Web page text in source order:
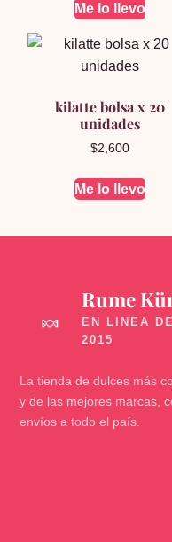
Me lo llevo
kilatte bolsa x 20
unidades
$2,600
Me lo llevo
🍬
Rume
La tienda de dulces más
y de las mejores marcas,
envíos a todo el país.